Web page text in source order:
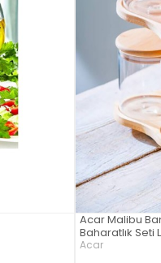
Acar Malibu
Baharatlık Seti
Acar